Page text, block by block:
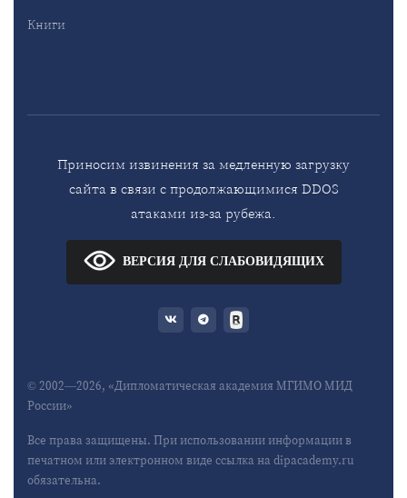
Книги
Приносим извинения за медленную загрузку
сайта в связи с продолжающимися DDOS
атаками из-за рубежа.
ВЕРСИЯ ДЛЯ СЛАБОВИДЯЩИХ
© 2002—2026, «Дипломатическая академия МГИМО МИД
России»
Все права защищены. При использовании информации в
печатном или электронном виде ссылка на dipacademy.ru
обязательна.